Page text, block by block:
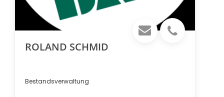
ROLAND SCHMID
Bestandsverwaltung